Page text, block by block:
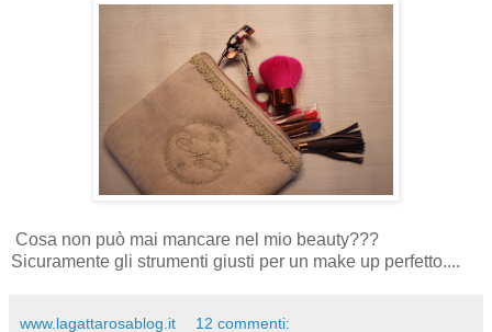
Cosa non può mai mancare nel mio beauty???
Sicuramente gli strumenti giusti per un make up perfetto....
www.lagattarosablog.it 12 commenti: